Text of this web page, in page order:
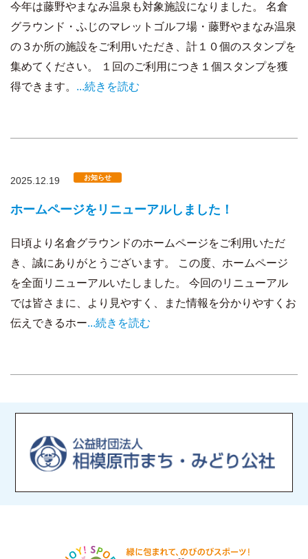
今年は藤野やまなみ温泉も対象施設になりました。 名倉
グラウンド・ふじのマレットゴルフ場・藤野やまなみ温泉
の３か所の施設をご利用いただき、計１０個のスタンプを
集めてください。 １回のご利用につき１個スタンプを獲
得できます。 ...続きを読む
2025.12.19 お知らせ
ホームページをリニューアルしました！
日頃より名倉グラウンドのホームページをご利用いただ
き、誠にありがとうございます。 この度、ホームページ
を全面リニューアルいたしました。 今回のリニューアル
では皆さまに、より見やすく、また情報を分かりやすくお
伝えできるホー...続きを読む